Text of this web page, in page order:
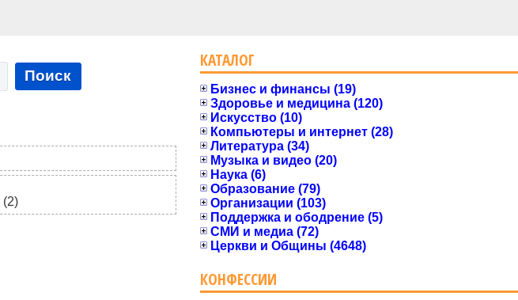
Поиск
(2)
КАТАЛОГ
Бизнес и финансы (19)
Здоровье и медицина (120)
Искусство (10)
Компьютеры и интернет (28)
Литература (34)
Музыка и видео (20)
Наука (6)
Образование (79)
Организации (103)
Поддержка и ободрение (5)
СМИ и медиа (72)
Церкви и Общины (4648)
КОНФЕССИИ